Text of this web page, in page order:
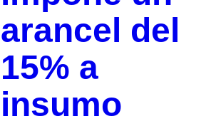
arancel del
15% a
insumo